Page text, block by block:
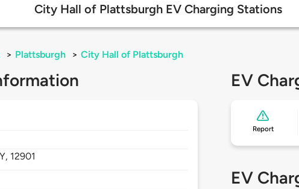
City Hall of Plattsburgh EV Charging Stations
> Plattsburgh > City Hall of Plattsburgh
12901
EV
Report
EV